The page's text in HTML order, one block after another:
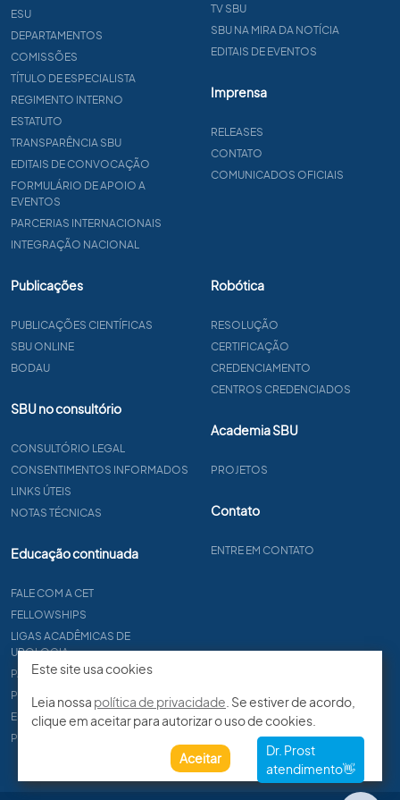
ESU
DEPARTAMENTOS
COMISSÕES
TÍTULO DE ESPECIALISTA
REGIMENTO INTERNO
ESTATUTO
TRANSPARÊNCIA SBU
EDITAIS DE CONVOCAÇÃO
FORMULÁRIO DE APOIO A
EVENTOS
PARCERIAS INTERNACIONAIS
INTEGRAÇÃO NACIONAL
TV SBU
SBU NA MIRA DA NOTÍCIA
EDITAIS DE EVENTOS
Imprensa
RELEASES
CONTATO
COMUNICADOS OFICIAIS
Publicações
PUBLICAÇÕES CIENTÍFICAS
SBU ONLINE
BODAU
SBU no consultório
CONSULTÓRIO LEGAL
CONSENTIMENTOS INFORMADOS
LINKS ÚTEIS
NOTAS TÉCNICAS
Educação continuada
FALE COM A CET
FELLOWSHIPS
LIGAS ACADÊMICAS DE
UROLOGIA
PAPER
PROCET
EDITAIS
PROGRAMA DE RESIDÊNCIA
Robótica
RESOLUÇÃO
CERTIFICAÇÃO
CREDENCIAMENTO
CENTROS CREDENCIADOS
Academia SBU
PROJETOS
Contato
ENTRE EM CONTATO
Este site usa cookies
Leia nossa política de privacidade . Se estiver de acordo,
clique em aceitar para autorizar o uso de cookies.
Aceitar